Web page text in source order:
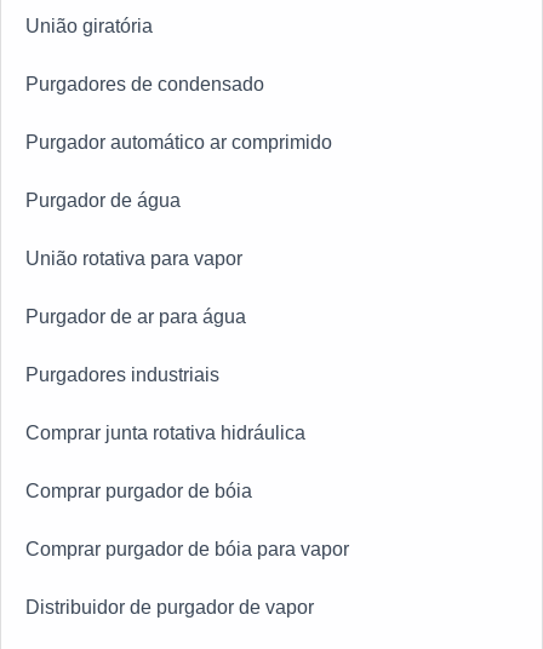
União giratória
Purgadores de condensado
Purgador automático ar comprimido
Purgador de água
União rotativa para vapor
Purgador de ar para água
Purgadores industriais
Comprar junta rotativa hidráulica
Comprar purgador de bóia
Comprar purgador de bóia para vapor
Distribuidor de purgador de vapor